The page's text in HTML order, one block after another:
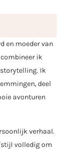
en moeder van
ik
Ik
deel
avonturen
verhaal.
volledig om